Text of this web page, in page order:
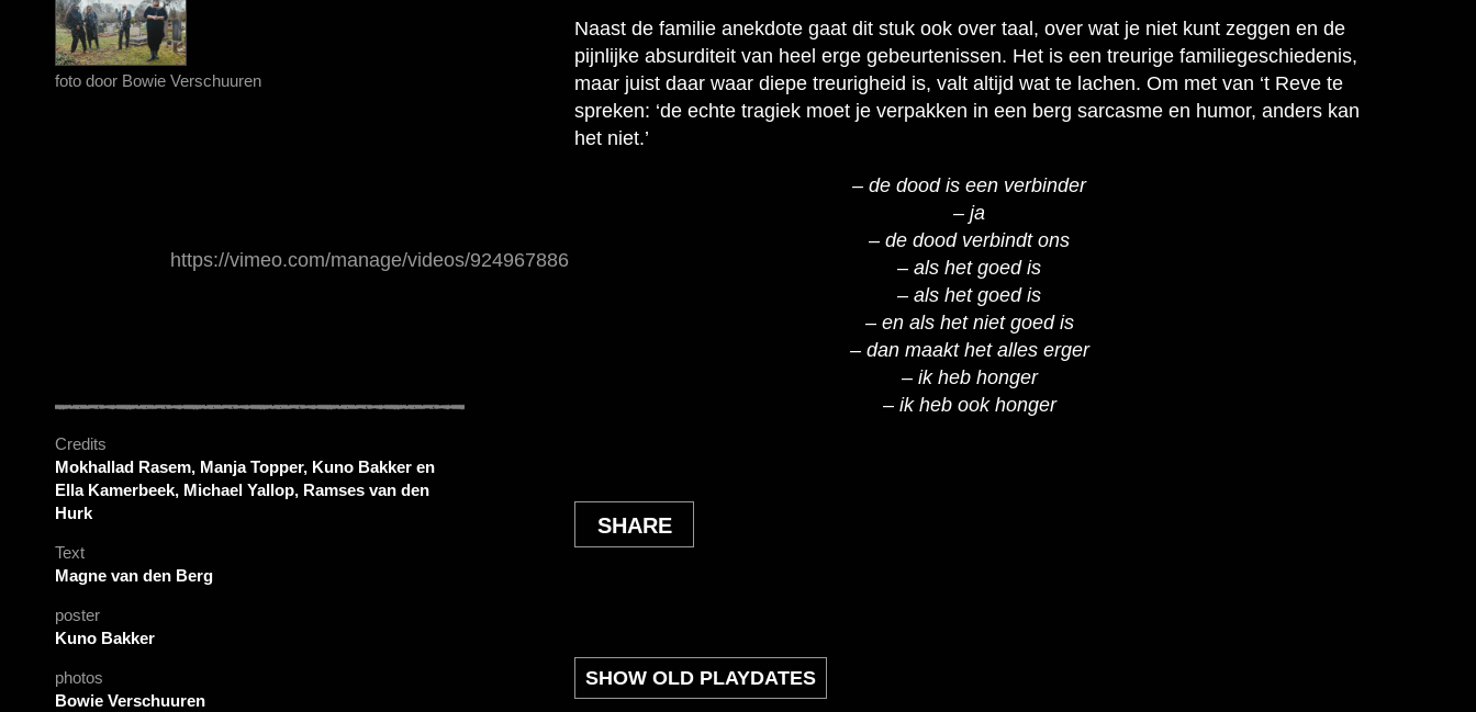
foto door Bowie Verschuuren
https://vimeo.com/manage/videos/924967886
Credits
Mokhallad Rasem, Manja Topper, Kuno Bakker en
Ella Kamerbeek, Michael Yallop, Ramses van den
Hurk
Text
Magne van den Berg
poster
Kuno Bakker
photos
Bowie Verschuuren
Naast de familie anekdote gaat dit stuk ook over taal, over wat je niet kunt zeggen en de
pijnlijke absurditeit van heel erge gebeurtenissen. Het is een treurige familiegeschiedenis,
maar juist daar waar diepe treurigheid is, valt altijd wat te lachen. Om met van ‘t Reve te
spreken: ‘de echte tragiek moet je verpakken in een berg sarcasme en humor, anders kan
het niet.’
– de dood is een verbinder
– ja
– de dood verbindt ons
– als het goed is
– als het goed is
– en als het niet goed is
– dan maakt het alles erger
– ik heb honger
– ik heb ook honger
SHARE
SHOW OLD PLAYDATES